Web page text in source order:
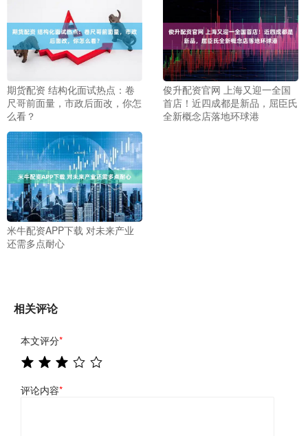
期货配资 结构化面试热点：卷
尺哥前面量，市政后面改，你怎
么看？
俊升配资官网 上海又迎一全国
首店！近四成都是新品，屈臣氏
全新概念店落地环球港
米牛配资APP下载 对未来产业
还需多点耐心
相关评论
本文评分*
评论内容*